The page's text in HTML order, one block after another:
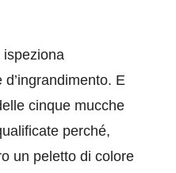
ispeziona
E
cinque mucche
perché,
un peletto di colore